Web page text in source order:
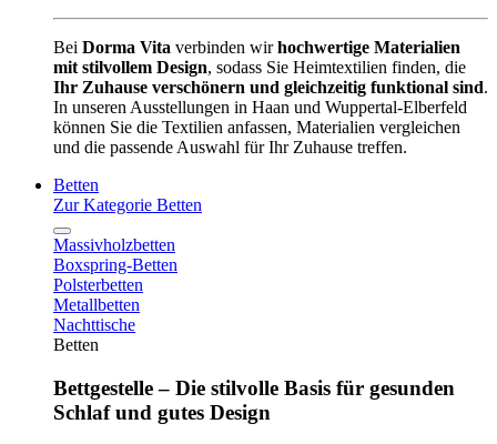
Bei Dorma Vita verbinden wirhochwertige Materialien
mit stilvollem Design, sodass Sie Heimtextilien finden, die
Ihr Zuhause verschönern und gleichzeitig funktional sind.
In unseren Ausstellungen in Haan und Wuppertal-Elberfeld
können Sie die Textilien anfassen, Materialien vergleichen
und die passende Auswahl für Ihr Zuhause treffen.
Betten
Zur Kategorie Betten
Massivholzbetten
Boxspring-Betten
Polsterbetten
Metallbetten
Nachttische
Betten
Bettgestelle – Die stilvolle Basis für gesunden
Schlaf und gutes Design